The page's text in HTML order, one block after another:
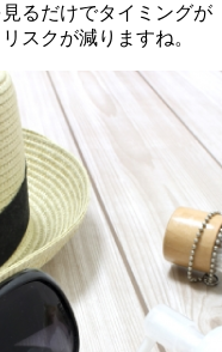
るだけでタイミングが
スクが減りますね。